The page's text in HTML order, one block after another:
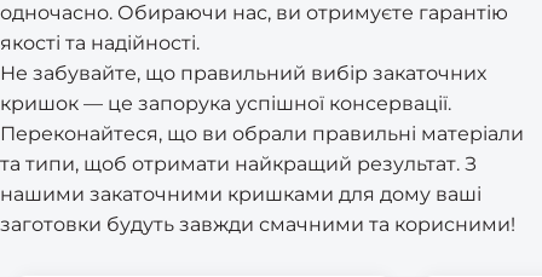
одночасно. Обираючи нас, ви отримуєте гарантію
якості та надійності.
Не забувайте, що правильний вибір закаточних
кришок — це запорука успішної консервації.
Переконайтеся, що ви обрали правильні матеріали
та типи, щоб отримати найкращий результат. З
нашими закаточними кришками для дому ваші
заготовки будуть завжди смачними та корисними!